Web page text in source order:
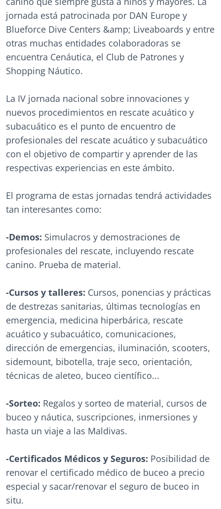
jornada está patrocinada por DAN Europe y
Blueforce Dive Centers &amp; Liveaboards y entre
otras muchas entidades colaboradoras se
encuentra Cenáutica, el Club de Patrones y
Shopping Náutico.
La IV jornada nacional sobre innovaciones y
nuevos procedimientos en rescate acuático y
subacuático es el punto de encuentro de
profesionales del rescate acuático y subacuático
con el objetivo de compartir y aprender de las
respectivas experiencias en este ámbito.
El programa de estas jornadas tendrá actividades
tan interesantes como:
-Demos: Simulacros y demostraciones de
profesionales del rescate, incluyendo rescate
canino. Prueba de material.
-Cursos y talleres: Cursos, ponencias y prácticas
de destrezas sanitarias, últimas tecnologías en
emergencia, medicina hiperbárica, rescate
acuático y subacuático, comunicaciones,
dirección de emergencias, iluminación, scooters,
sidemount, bibotella, traje seco, orientación,
técnicas de aleteo, buceo científico...
-Sorteo: Regalos y sorteo de material, cursos de
buceo y náutica, suscripciones, inmersiones y
hasta un viaje a las Maldivas.
-Certificados Médicos y Seguros: Posibilidad de
renovar el certificado médico de buceo a precio
especial y sacar/renovar el seguro de buceo in
situ.